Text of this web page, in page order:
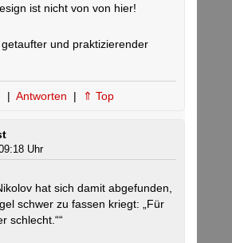
ist nicht von von hier!
und praktizierender
| Antworten | ⇑ Top
Uhr
hat sich damit abgefunden,
schwer zu fassen kriegt: „Für
schlecht.““